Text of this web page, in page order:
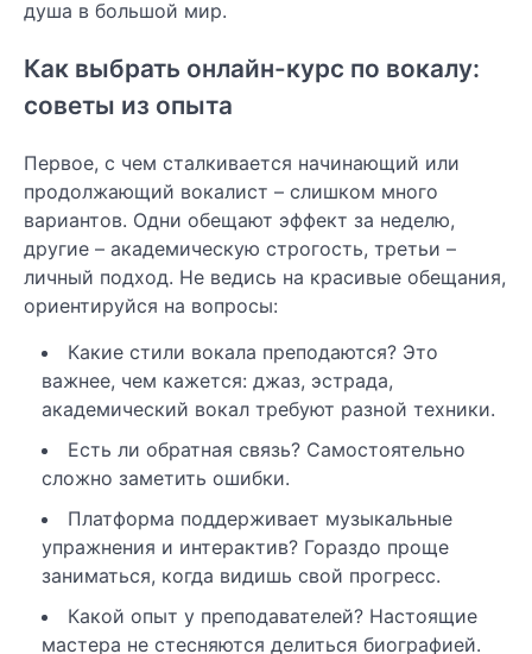
душа в большой мир.
Как выбрать онлайн-курс по вокалу:
советы из опыта
Первое, с чем сталкивается начинающий или
продолжающий вокалист – слишком много
вариантов. Одни обещают эффект за неделю,
другие – академическую строгость, третьи –
личный подход. Не ведись на красивые обещания,
ориентируйся на вопросы:
Какие стили вокала преподаются? Это
важнее, чем кажется: джаз, эстрада,
академический вокал требуют разной техники.
Есть ли обратная связь? Самостоятельно
сложно заметить ошибки.
Платформа поддерживает музыкальные
упражнения и интерактив? Гораздо проще
заниматься, когда видишь свой прогресс.
Какой опыт у преподавателей? Настоящие
мастера не стесняются делиться биографией.